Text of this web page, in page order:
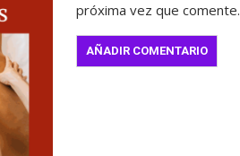
próxima vez que comente.